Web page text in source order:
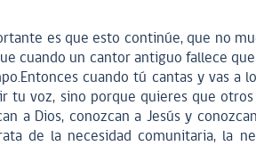
es que esto continúe, que no
cuando un cantor antiguo fallece
cuando tú cantas y vas a
tu voz, sino porque quieres que
a Dios, conozcan a Jesús y
de la necesidad comunitaria, la